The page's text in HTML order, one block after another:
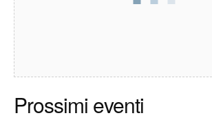
Prossimi eventi